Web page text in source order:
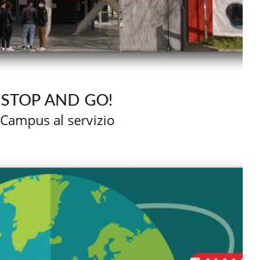
STOP AND GO!
Campus al servizio